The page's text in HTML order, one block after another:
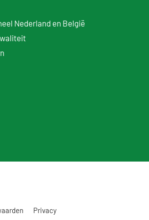
Nederland en België
Privacy